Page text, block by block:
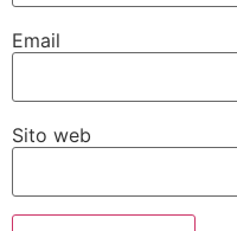
Email
Sito web